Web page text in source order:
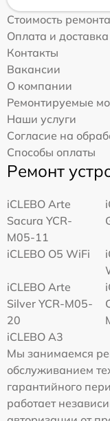
Стоимость ремонта
Оплата и доставка
Контакты
Вакансии
О компании
Ремонтируемые
Наши услуги
Согласие на
Способы оплаты
Ремонт
iCLEBO Arte
Sacura YCR-
M05-11
iCLEBO O5 WiFi
iCLEBO Arte
Silver YCR-M05-
20
iCLEBO A3
Мы занимаемся
обслуживанием
гарантийного
работает